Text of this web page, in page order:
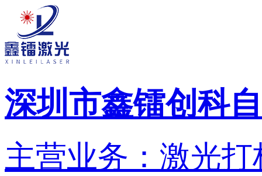
深圳市鑫镭创科
主营业务：激光